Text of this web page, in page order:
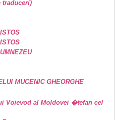
traduceri)
MUCENIC GHEORGHE
Voievod al Moldovei �tefan cel